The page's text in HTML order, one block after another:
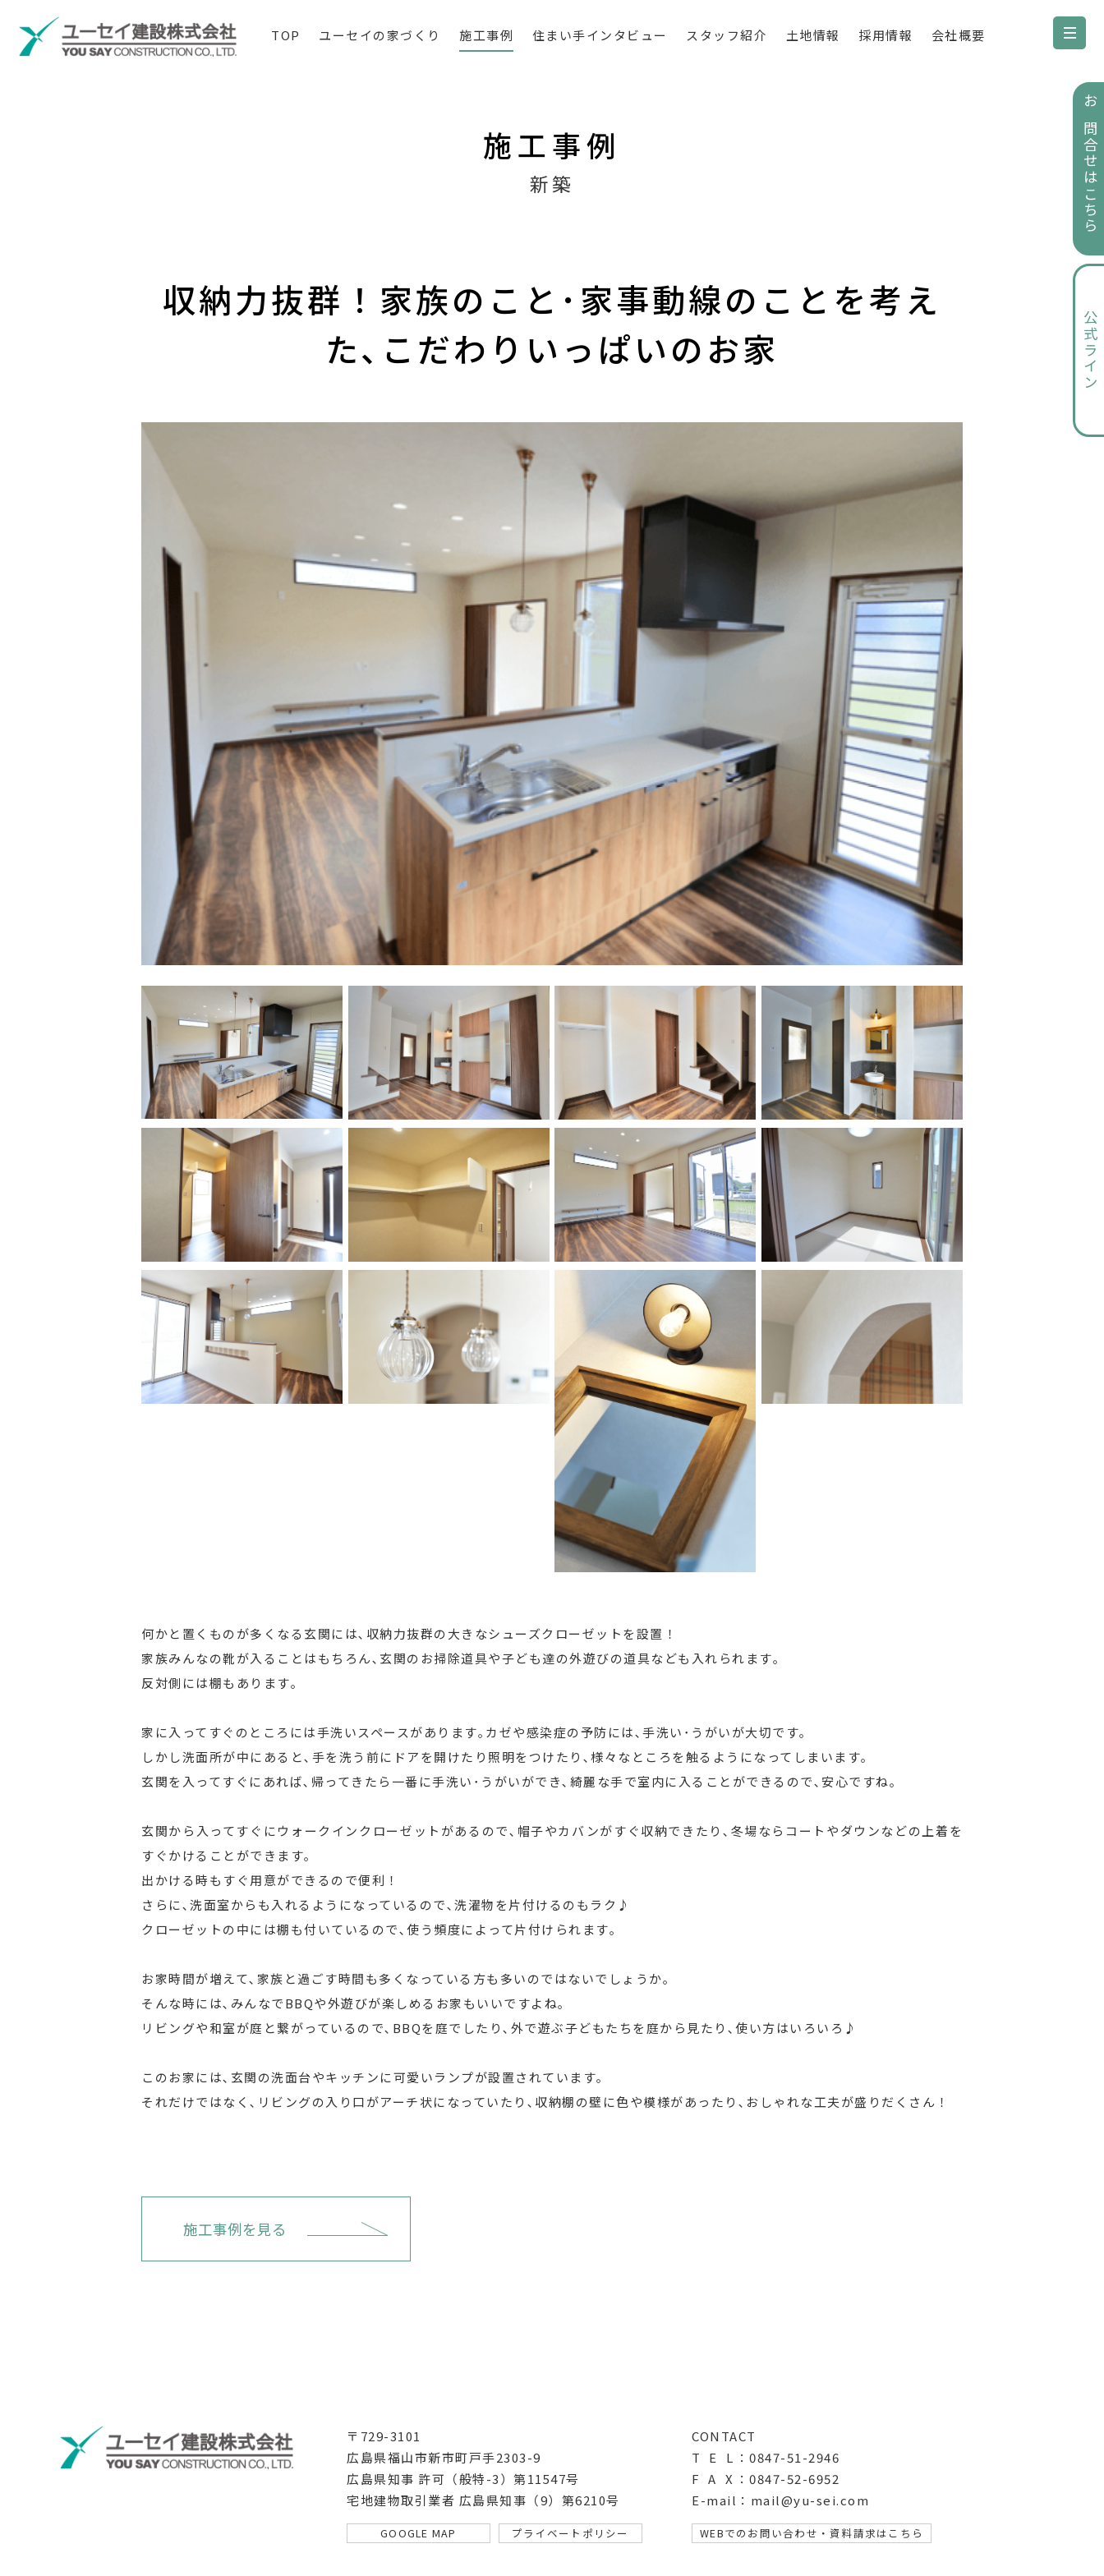
TOP ユーセイの家づくり 施工事例 住まい手インタビュー スタッフ紹介 土地情報 採用情報 会社概要
お問合せはこちら
公式ライン
施工事例
新築
収納力抜群！家族のこと･家事動線のことを考え
た､こだわりいっぱいのお家
何かと置くものが多くなる玄関には､収納力抜群の大きなシューズクローゼットを設置！
家族みんなの靴が入ることはもちろん､玄関のお掃除道具や子ども達の外遊びの道具なども入れられます｡
反対側には棚もあります｡
家に入ってすぐのところには手洗いスペースがあります｡カゼや感染症の予防には､手洗い･うがいが大切です｡
しかし洗面所が中にあると､手を洗う前にドアを開けたり照明をつけたり､様々なところを触るようになってしまいます｡
玄関を入ってすぐにあれば､帰ってきたら一番に手洗い･うがいができ､綺麗な手で室内に入ることができるので､安心ですね｡
玄関から入ってすぐにウォークインクローゼットがあるので､帽子やカバンがすぐ収納できたり､冬場ならコートやダウンなどの上着を
すぐかけることができます｡
出かける時もすぐ用意ができるので便利！
さらに､洗面室からも入れるようになっているので､洗濯物を片付けるのもラク♪
クローゼットの中には棚も付いているので､使う頻度によって片付けられます｡
お家時間が増えて､家族と過ごす時間も多くなっている方も多いのではないでしょうか｡
そんな時には､みんなでBBQや外遊びが楽しめるお家もいいですよね｡
リビングや和室が庭と繋がっているので､BBQを庭でしたり､外で遊ぶ子どもたちを庭から見たり､使い方はいろいろ♪
このお家には､玄関の洗面台やキッチンに可愛いランプが設置されています｡
それだけではなく､リビングの入り口がアーチ状になっていたり､収納棚の壁に色や模様があったり､おしゃれな工夫が盛りだくさん！
施工事例を見る
〒729-3101
広島県福山市新市町戸手2303-9
広島県知事 許可（般特-3）第11547号
宅地建物取引業者 広島県知事（9）第6210号
GOOGLE MAP プライベートポリシー
CONTACT
T E L ：0847-51-2946
F A X ：0847-52-6952
E-mail：mail@yu-sei.com
WEBでのお問い合わせ・資料請求はこちら